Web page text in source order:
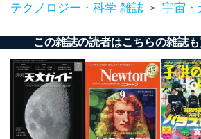
応じた新商品・
当社にお問合わせ
人情報
お問い合わせ対
質向上のため
3
当社カスタマーQ＆
Aサービス利用者
カスタマーQ＆
の確認のため
ｅメール等によ
サイトのサービ
ため
テクノロジー・科学 雑誌 > 宇宙・
この雑誌の読者はこちらの雑誌も